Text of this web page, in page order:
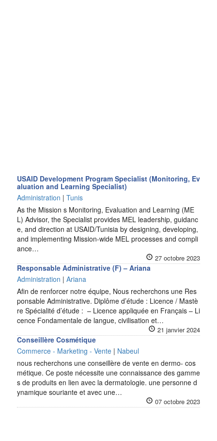
USAID Development Program Specialist (Monitoring, Ev
aluation and Learning Specialist)
Administration | Tunis
As the Mission s Monitoring, Evaluation and Learning (ME
L) Advisor, the Specialist provides MEL leadership, guidanc
e, and direction at USAID/Tunisia by designing, developing,
and implementing Mission-wide MEL processes and compli
ance…
27 octobre 2023
Responsable Administrative (F) – Ariana
Administration | Ariana
Afin de renforcer notre équipe, Nous recherchons une Res
ponsable Administrative. Diplôme d’étude : Licence / Mastè
re Spécialité d’étude : – Licence appliquée en Français – Li
cence Fondamentale de langue, civilisation et…
21 janvier 2024
Conseillère Cosmétique
Commerce - Marketing - Vente | Nabeul
nous recherchons une conseillère de vente en dermo- cos
métique. Ce poste nécessite une connaissance des gamme
s de produits en lien avec la dermatologie. une personne d
ynamique souriante et avec une…
07 octobre 2023